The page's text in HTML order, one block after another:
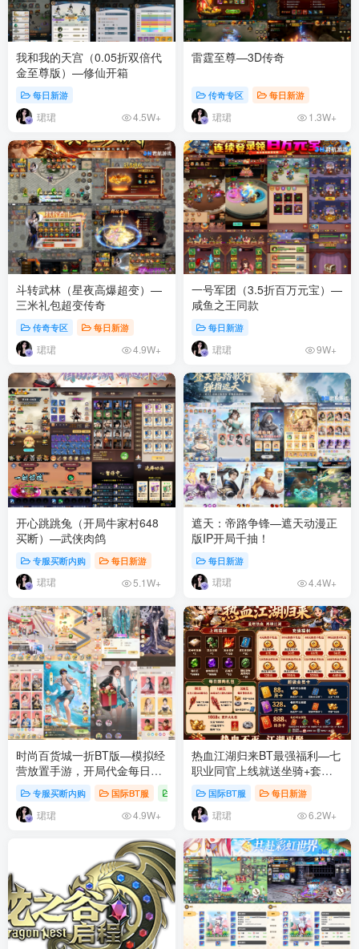
我和我的天宫（0.05折双倍代
金至尊版）—修仙开箱
每日新游
珺珺 4.5W+
雷霆至尊—3D传奇
传奇专区 每日新游
珺珺 1.3W+
斗转武林（星夜高爆超变）—
三米礼包超变传奇
传奇专区 每日新游
珺珺 4.9W+
一号军团（3.5折百万元宝）—
咸鱼之王同款
每日新游
珺珺 9W+
开心跳跳兔（开局牛家村648
买断）—武侠肉鸽
专服买断内购 每日新游
珺珺 5.1W+
遮天：帝路争锋—遮天动漫正
版IP开局千抽！
每日新游
珺珺 4.4W+
时尚百货城一折BT版—模拟经
营放置手游，开局代金每日代
金拉满！
专服买断内购 国际BT服 每日新游
珺珺 4.9W+
热血江湖归来BT最强福利—七
职业同官上线就送坐骑+套装
国际BT服 每日新游
珺珺 6.2W+